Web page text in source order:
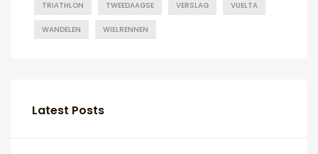
TRIATHLON TWEEDAAGSE VERSLAG VUELTA
WANDELEN WIELRENNEN
Latest Posts